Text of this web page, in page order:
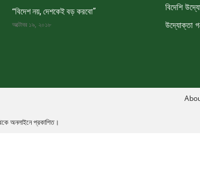
“বিদেশ নয়, দেশকেই বড় করবো”
অক্টোবর ১৯, ২০১৮
বিদেশি
উদ্যোক্তা
অনলাইনে প্রকাশিত।